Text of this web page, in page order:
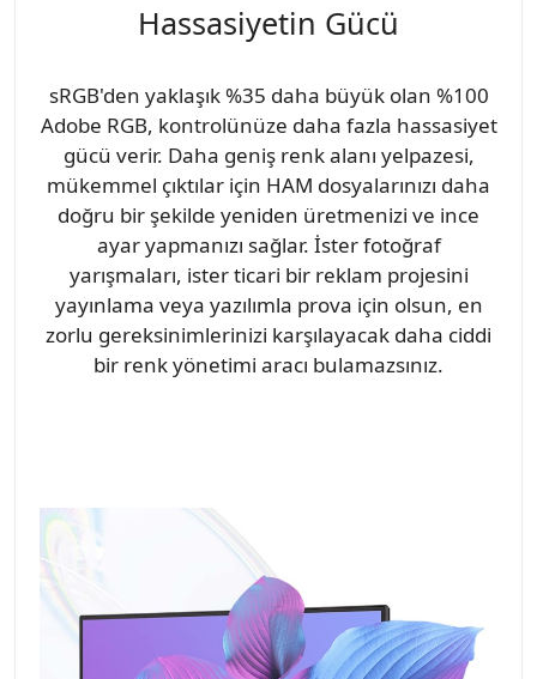
Hassasiyetin Gücü
sRGB'den yaklaşık %35 daha büyük olan %100
Adobe RGB, kontrolünüze daha fazla hassasiyet
gücü verir. Daha geniş renk alanı yelpazesi,
mükemmel çıktılar için HAM dosyalarınızı daha
doğru bir şekilde yeniden üretmenizi ve ince
ayar yapmanızı sağlar. İster fotoğraf
yarışmaları, ister ticari bir reklam projesini
yayınlama veya yazılımla prova için olsun, en
zorlu gereksinimlerinizi karşılayacak daha ciddi
bir renk yönetimi aracı bulamazsınız.